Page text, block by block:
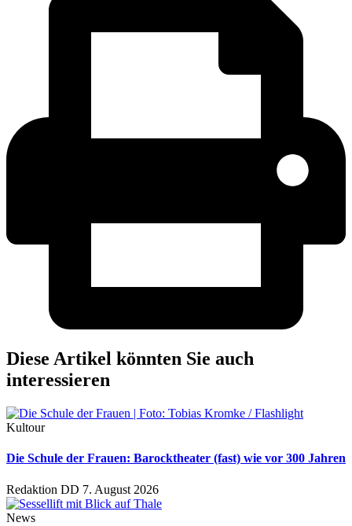
Diese Artikel könnten Sie auch
interessieren
Kultour
Die Schule der Frauen: Barocktheater (fast) wie vor 300 Jahren
Redaktion DD 7. August 2026
News